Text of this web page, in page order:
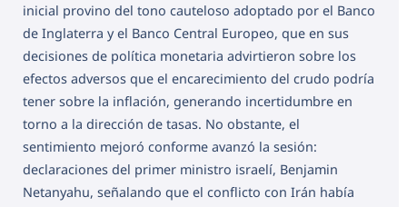
inicial provino del tono cauteloso adoptado por el Banco
de Inglaterra y el Banco Central Europeo, que en sus
decisiones de política monetaria advirtieron sobre los
efectos adversos que el encarecimiento del crudo podría
tener sobre la inflación, generando incertidumbre en
torno a la dirección de tasas. No obstante, el
sentimiento mejoró conforme avanzó la sesión:
declaraciones del primer ministro israelí, Benjamin
Netanyahu, señalando que el conflicto con Irán había